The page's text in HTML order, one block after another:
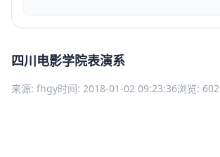
四川电影学院表演系
来源: fhgy时间: 2018-01-02 09:23:36浏览: 602